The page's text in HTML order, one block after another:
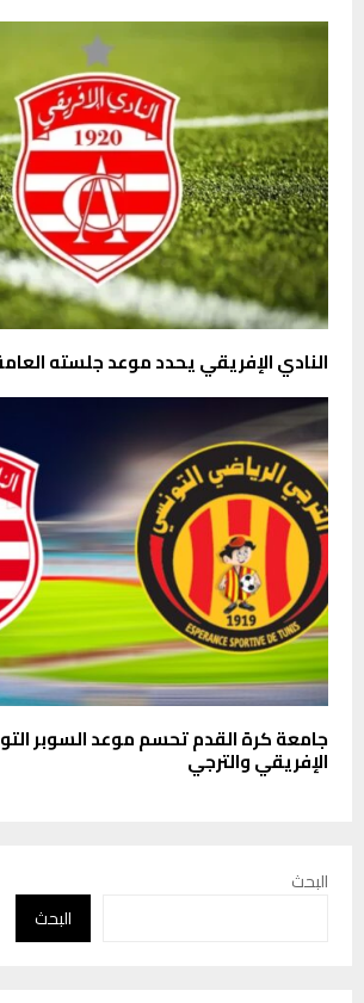
النادي الإفريقي يحدد موعد جلسته
جامعة كرة القدم تحسم موعد السوبر
الإفريقي والترجي
البحث
البحث